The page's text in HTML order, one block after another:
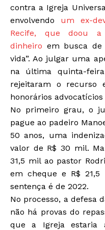
contra a Igreja
envolvendo um ex-
Recife, que doou
dinheiro em busca de
vida”. Ao julgar uma
na última quinta-feira
rejeitaram o recurso
honorários advocatícios
No primeiro grau, o
pague ao padeiro
50 anos, uma
valor de R$ 30 mil.
31,5 mil ao pastor
em cheque e R$
sentença é de 2022.
No processo, a defesa
não há provas do
que a Igreja estaria